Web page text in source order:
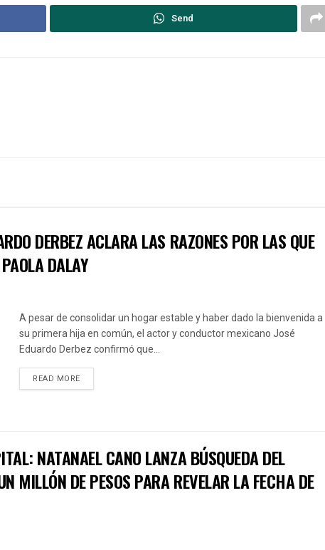
Send
DERBEZ ACLARA LAS RAZONES POR LAS QUE
DALAY
A pesar de consolidar un hogar estable y haber dado la bienvenida a
su primera hija en común, el actor y conductor mexicano José
Eduardo Derbez confirmó que...
READ MORE
NATANAEL CANO LANZA BÚSQUEDA DEL
MILLÓN DE PESOS PARA REVELAR LA FECHA DE